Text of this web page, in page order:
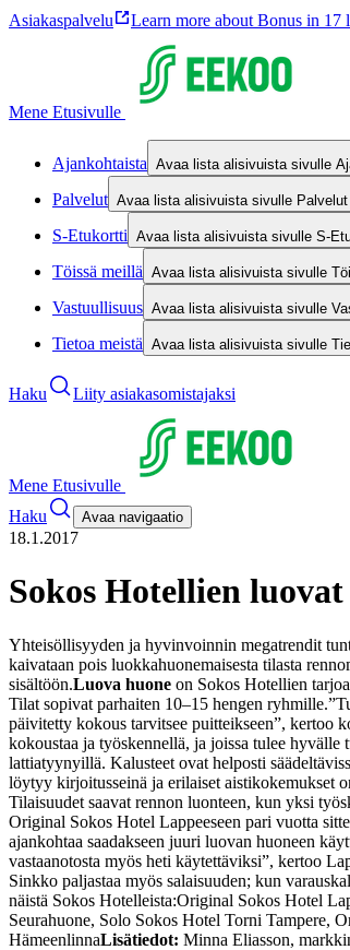
Asiakaspalvelu Learn more about Bonus in 17
Mene Etusivulle
Ajankohtaista Avaa lista alisivuista sivulle
Palvelut Avaa lista alisivuista sivulle Palvelut
S-Etukortti Avaa lista alisivuista sivulle S-
Töissä meillä Avaa lista alisivuista sivulle
Vastuullisuus Avaa lista alisivuista sivulle
Tietoa meistä Avaa lista alisivuista sivulle
Haku Liity asiakasomistajaksi
Mene Etusivulle
Haku
Avaa navigaatio
18.1.2017
Sokos Hotellien
Yhteisöllisyyden ja hyvinvoinnin megatrendit
kaivataan pois luokkahuonemaisesta tilasta
sisältöön.Luova huone on Sokos Hotellien
Tilat sopivat parhaiten 10–15 hengen ryhmille.
päivitetty kokous tarvitsee puitteikseen”, kertoo
kokoustaa ja työskennellä, ja joissa tulee hyvälle
lattiatyynyillä. Kalusteet ovat helposti
löytyy kirjoitusseinä ja erilaiset aistikokemukset
Tilaisuudet saavat rennon luonteen, kun yksi
Original Sokos Hotel Lappeeseen pari vuotta
ajankohtaa saadakseen juuri luovan huoneen
vastaanotosta myös heti käytettäviksi”, kertoo
Sinkko paljastaa myös salaisuuden; kun
näistä Sokos Hotelleista:Original Sokos Hotel
Seurahuone, Solo Sokos Hotel Torni Tampere,
HämeenlinnaLisätiedot: Minna Eliasson,